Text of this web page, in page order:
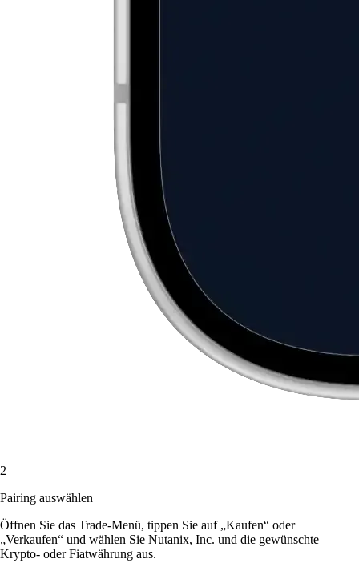
2
Pairing auswählen
Öffnen Sie das Trade-Menü, tippen Sie auf „Kaufen“ oder
„Verkaufen“ und wählen Sie Nutanix, Inc. und die gewünschte
Krypto- oder Fiatwährung aus.